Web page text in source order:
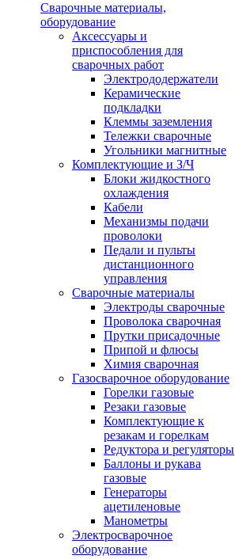
Сварочные материалы,
оборудование
Аксессуары и
приспособления для
сварочных работ
Электрододержатели
Керамические
подкладки
Клеммы заземления
Тележки сварочные
Угольники магнитные
Комплектующие и З/Ч
Блоки жидкостного
охлаждения
Кабели
Механизмы подачи
проволоки
Педали и пульты
дистанционного
управления
Сварочные материалы
Электроды сварочные
Проволока сварочная
Прутки присадочные
Припой и флюсы
Химия сварочная
Газосварочное оборудование
Горелки газовые
Резаки газовые
Комплектующие к
резакам и горелкам
Редуктора и регуляторы
Баллоны и рукава
газовые
Генераторы
ацетиленовые
Манометры
Электросварочное
оборудование